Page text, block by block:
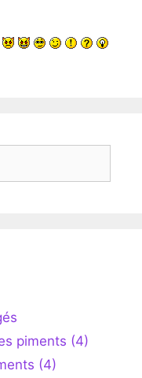
piments (4)
(4)